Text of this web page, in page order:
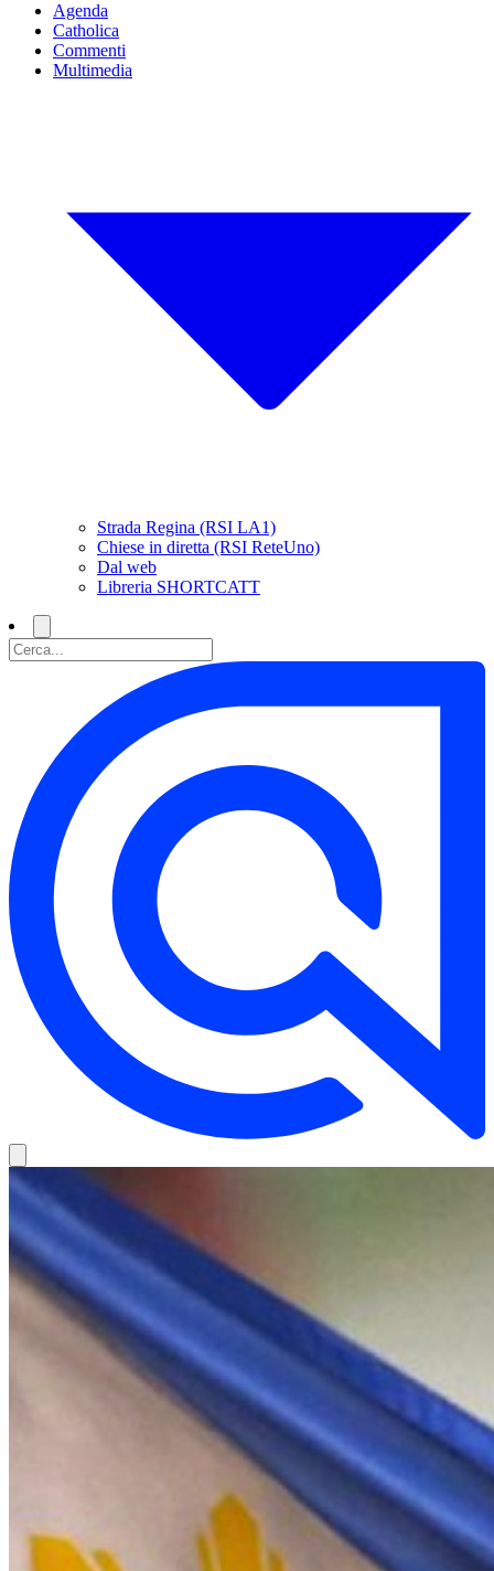
Agenda
Catholica
Commenti
Multimedia
Strada Regina (RSI LA1)
Chiese in diretta (RSI ReteUno)
Dal web
Libreria SHORTCATT